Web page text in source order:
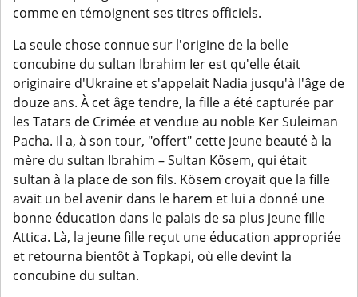
comme en témoignent ses titres officiels.
La seule chose connue sur l'origine de la belle
concubine du sultan Ibrahim Ier est qu'elle était
originaire d'Ukraine et s'appelait Nadia jusqu'à l'âge de
douze ans. À cet âge tendre, la fille a été capturée par
les Tatars de Crimée et vendue au noble Ker Suleiman
Pacha. Il a, à son tour, "offert" cette jeune beauté à la
mère du sultan Ibrahim – Sultan Kösem, qui était
sultan à la place de son fils. Kösem croyait que la fille
avait un bel avenir dans le harem et lui a donné une
bonne éducation dans le palais de sa plus jeune fille
Attica. Là, la jeune fille reçut une éducation appropriée
et retourna bientôt à Topkapi, où elle devint la
concubine du sultan.